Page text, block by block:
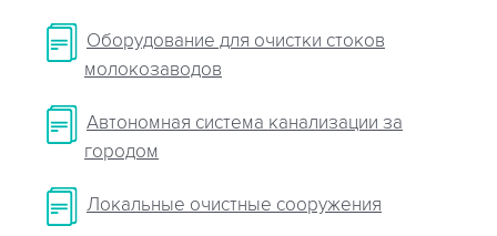
Оборудование для очистки стоков
молокозаводов
Автономная система канализации за
городом
Локальные очистные сооружения